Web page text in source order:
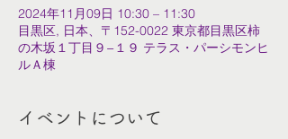
2024年11月09日 10:30 – 11:30
目黒区, 日本、〒152-0022 東京都目黒区柿
の木坂１丁目９−１９ テラス・パーシモンヒ
ルＡ棟
イベントについて